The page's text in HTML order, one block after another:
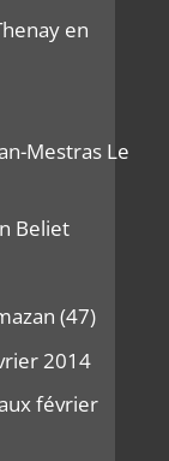
en
Mestras Le
Beliet
(47)
2014
février